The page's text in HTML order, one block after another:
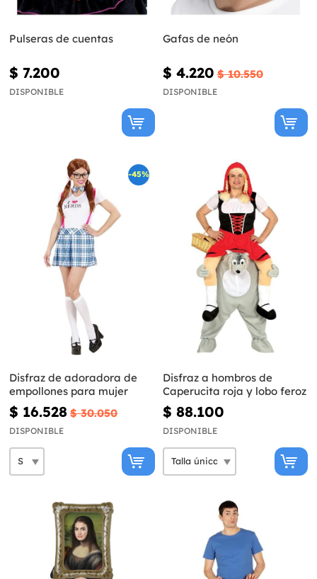
Pulseras de cuentas
$ 7.200
DISPONIBLE
Gafas de neón
$ 4.220 $ 10.550
DISPONIBLE
-45%
Disfraz de adoradora de
empollones para mujer
$ 16.528 $ 30.050
DISPONIBLE
Disfraz a hombros de
Caperucita roja y lobo feroz
$ 88.100
DISPONIBLE